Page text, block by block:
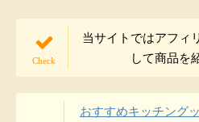
当サイトではアフィ
して商品を
おすすめキッチング